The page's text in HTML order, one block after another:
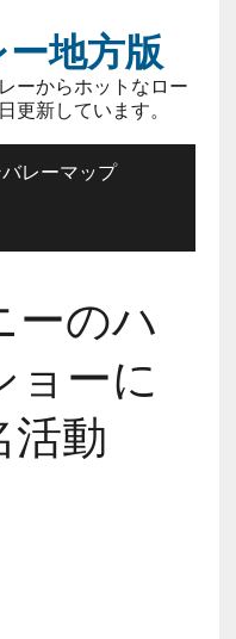
地方版
ーからホットなロー
更新しています。
レーマップ
ーのハ
ョーに
活動